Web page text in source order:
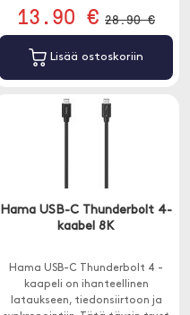
13.90 € 28.90 €
Lisää ostoskoriin
Hama USB-C Thunderbolt 4-
kaabel 8K
Hama USB-C Thunderbolt 4 -
kaapeli on ihanteellinen
lataukseen, tiedonsiirtoon ja